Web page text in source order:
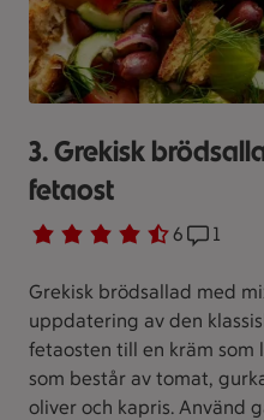
3. Grekisk
fetaost
Betyg 4.7 av 5. 6
6 personer har röstat 1
Grekisk brödsallad med
uppdatering av den
fetaosten till en kräm som
som består av tomat,
oliver och kapris. Använd